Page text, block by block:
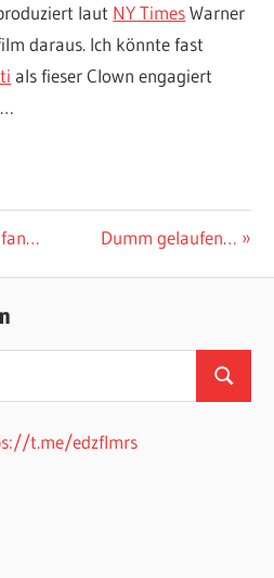
laut NY TimesWarner
daraus. Ich könnte fast
als fieser Clown engagiert
Nächster
Dumm gelaufen…
Suchen
t.me/edzflmrs